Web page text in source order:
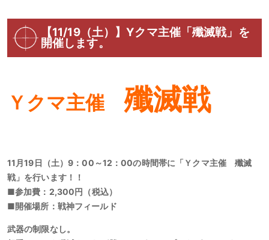
【11/19（土）】Yクマ主催「殲滅戦」を
開催します。
Ｙクマ主催殲滅戦
11月19日（土）9：00～12：00の時間帯に「Ｙクマ主催 殲滅
戦」を行います！！
■参加費：2,300円（税込）
■開催場所：戦神フィールド
武器の制限なし。